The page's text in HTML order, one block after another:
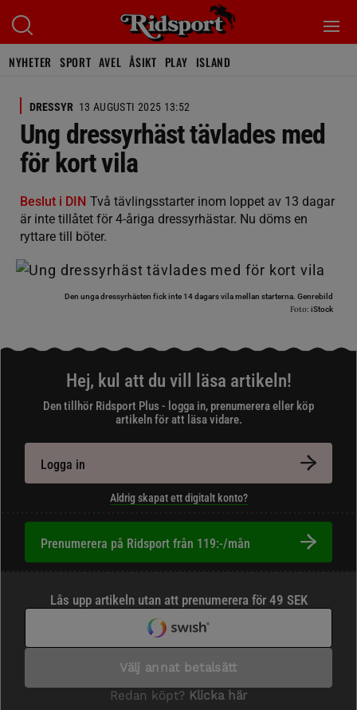
NYHETER SPORT AVEL ÅSIKT PLAY ISLAND
DRESSYR 13 AUGUSTI 2025 13:52
Ung dressyrhäst tävlades med
för kort vila
Beslut i DIN Två tävlingsstarter inom loppet av 13 dagar
är inte tillåtet för 4-åriga dressyrhästar. Nu döms en
ryttare till böter.
Den unga dressyrhästen fick inte 14 dagars vila mellan starterna. Genrebild
Foto: iStock
Hej, kul att du vill läsa artikeln!
Den tillhör Ridsport Plus - logga in, prenumerera eller köp
artikeln för att läsa vidare.
Logga in
Aldrig skapat ett digitalt konto?
Prenumerera på Ridsport från 119:-/mån